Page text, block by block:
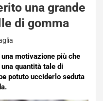
una grande
di gomma
motivazione più che
quantità tale di
potuto ucciderlo seduta